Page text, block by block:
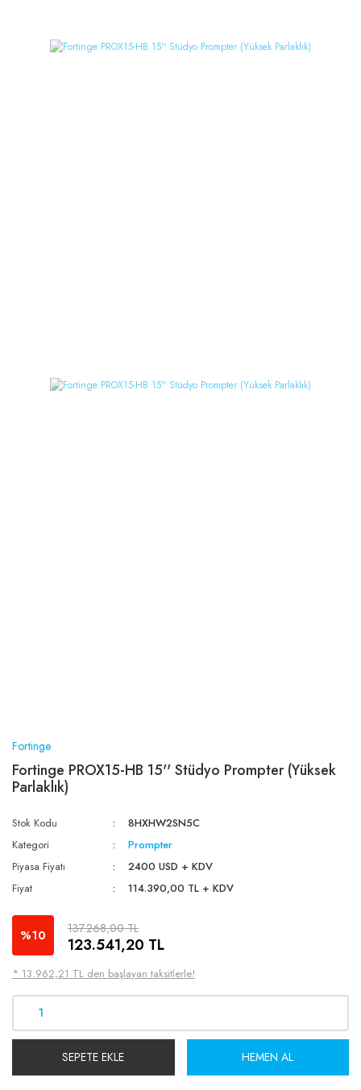
Fortinge
Fortinge PROX15-HB 15'' Stüdyo Prompter (Yüksek
Parlaklık)
Stok Kodu
8HXHW2SN5C
Kategori
Prompter
Piyasa Fiyatı
2400 USD + KDV
Fiyat
114.390,00 TL + KDV
%10 137.268,00 TL
123.541,20 TL
* 13.962,21 TL den başlayan taksitlerle!
SEPETE EKLE HEMEN AL